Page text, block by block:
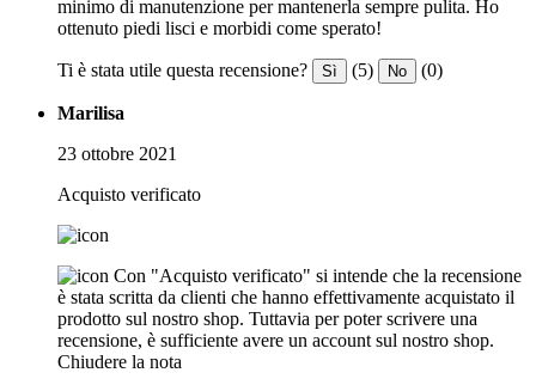
minimo di manutenzione per mantenerla sempre pulita. Ho
ottenuto piedi lisci e morbidi come sperato!
Ti è stata utile questa recensione? Sì (5) No (0)
Marilisa
23 ottobre 2021
Acquisto verificato
Con "Acquisto verificato" si intende che la recensione
è stata scritta da clienti che hanno effettivamente acquistato il
prodotto sul nostro shop. Tuttavia per poter scrivere una
recensione, è sufficiente avere un account sul nostro shop.
Chiudere la nota